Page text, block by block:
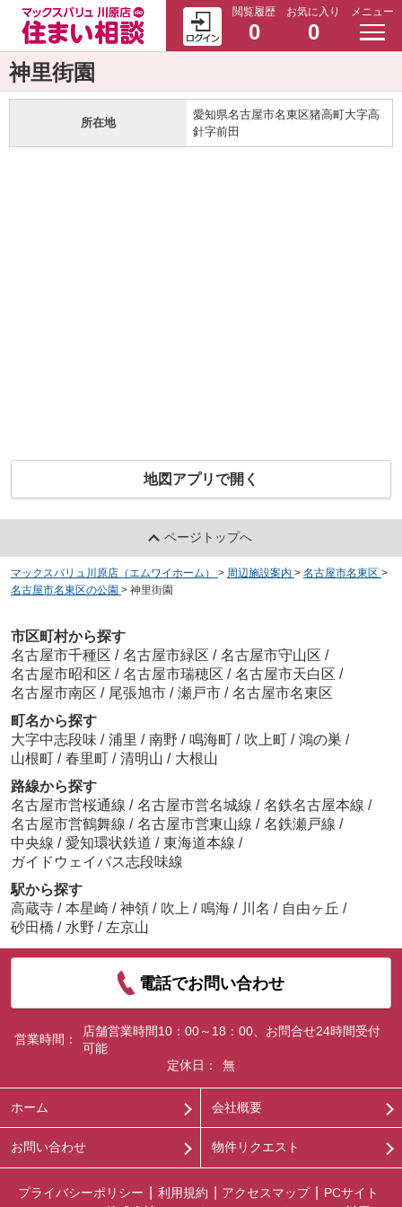
閲覧履歴
0
お気に入り
0
メニュー
神里街園
所在地
愛知県名古屋市名東区猪高町大字高
針字前田
地図アプリで開く
ページトップへ
マックスバリュ川原店（エムワイホーム） > 周辺施設案内 > 名古屋市名東区 >
名古屋市名東区の公園 > 神里街園
市区町村から探す
名古屋市千種区 / 名古屋市緑区 / 名古屋市守山区 /
名古屋市昭和区 / 名古屋市瑞穂区 / 名古屋市天白区 /
名古屋市南区 / 尾張旭市 / 瀬戸市 / 名古屋市名東区
町名から探す
大字中志段味 / 浦里 / 南野 / 鳴海町 / 吹上町 / 鴻の巣 /
山根町 / 春里町 / 清明山 / 大根山
路線から探す
名古屋市営桜通線 / 名古屋市営名城線 / 名鉄名古屋本線 /
名古屋市営鶴舞線 / 名古屋市営東山線 / 名鉄瀬戸線 /
中央線 / 愛知環状鉄道 / 東海道本線 /
ガイドウェイバス志段味線
駅から探す
高蔵寺 / 本星崎 / 神領 / 吹上 / 鳴海 / 川名 / 自由ヶ丘 /
砂田橋 / 水野 / 左京山
電話でお問い合わせ
営業時間：
店舗営業時間10：00～18：00、お問合せ24時間受付
可能
定休日：
無
ホーム 会社概要
お問い合わせ 物件リクエスト
プライバシーポリシー 利用規約 アクセスマップ
PCサイト